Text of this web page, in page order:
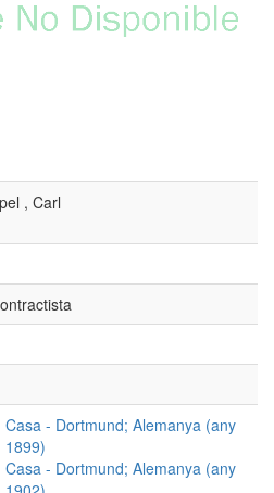
, Carl
Casa - Dortmund; Alemanya (any
1899)
Casa - Dortmund; Alemanya (any